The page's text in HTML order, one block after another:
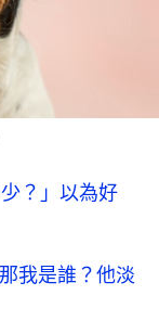
？」以為好
我是誰？他淡